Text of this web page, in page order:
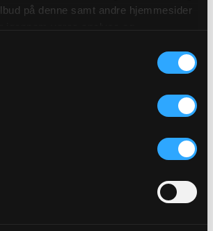
på denne samt andre hjemmesider
eller ved at klikke videre til
som du finder i bunden af vores